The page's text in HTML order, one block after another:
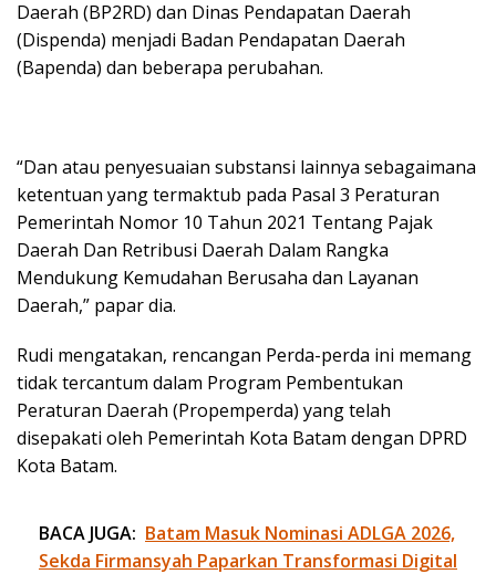
Daerah (BP2RD) dan Dinas Pendapatan Daerah
(Dispenda) menjadi Badan Pendapatan Daerah
(Bapenda) dan beberapa perubahan.
“Dan atau penyesuaian substansi lainnya sebagaimana
ketentuan yang termaktub pada Pasal 3 Peraturan
Pemerintah Nomor 10 Tahun 2021 Tentang Pajak
Daerah Dan Retribusi Daerah Dalam Rangka
Mendukung Kemudahan Berusaha dan Layanan
Daerah,” papar dia.
Rudi mengatakan, rencangan Perda-perda ini memang
tidak tercantum dalam Program Pembentukan
Peraturan Daerah (Propemperda) yang telah
disepakati oleh Pemerintah Kota Batam dengan DPRD
Kota Batam.
BACA JUGA: Batam Masuk Nominasi ADLGA 2026,
Sekda Firmansyah Paparkan Transformasi Digital